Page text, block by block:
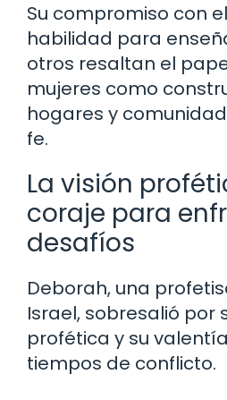
Su compromiso con
habilidad para
otros resaltan el
mujeres como
hogares y
fe.
La visión
coraje para
desafíos
Deborah, una
Israel, sobresalió por
profética y su
tiempos de conflicto.